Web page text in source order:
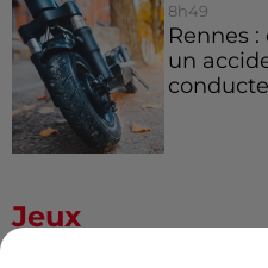
8h49
Rennes
un
Jeux